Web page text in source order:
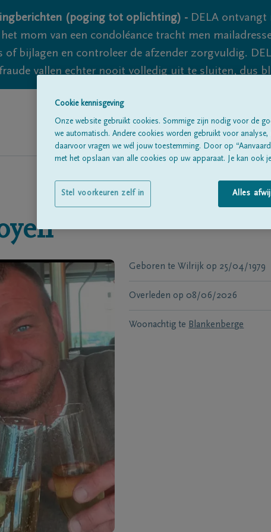
(poging tot oplichting) - DELA ontvangt
mom van een condoléance tracht men
of bijlagen en controleer de afzender zorgvuldig.
vallen echter nooit volledig uit te sluiten, dus
Alle
Geboren te Wilrijk op 25/04/1979
Overleden op 08/06/2026
Woonachtig te Blankenberge
Cookie kennisgeving
Onze website gebruikt cookies. Sommige zijn nodig voor de
we automatisch. Andere cookies worden gebruikt voor
daarvoor vragen we wél jouw toestemming. Door op
met het opslaan van alle cookies op uw apparaat. Je kan ook
Alles
Stel voorkeuren zelf in